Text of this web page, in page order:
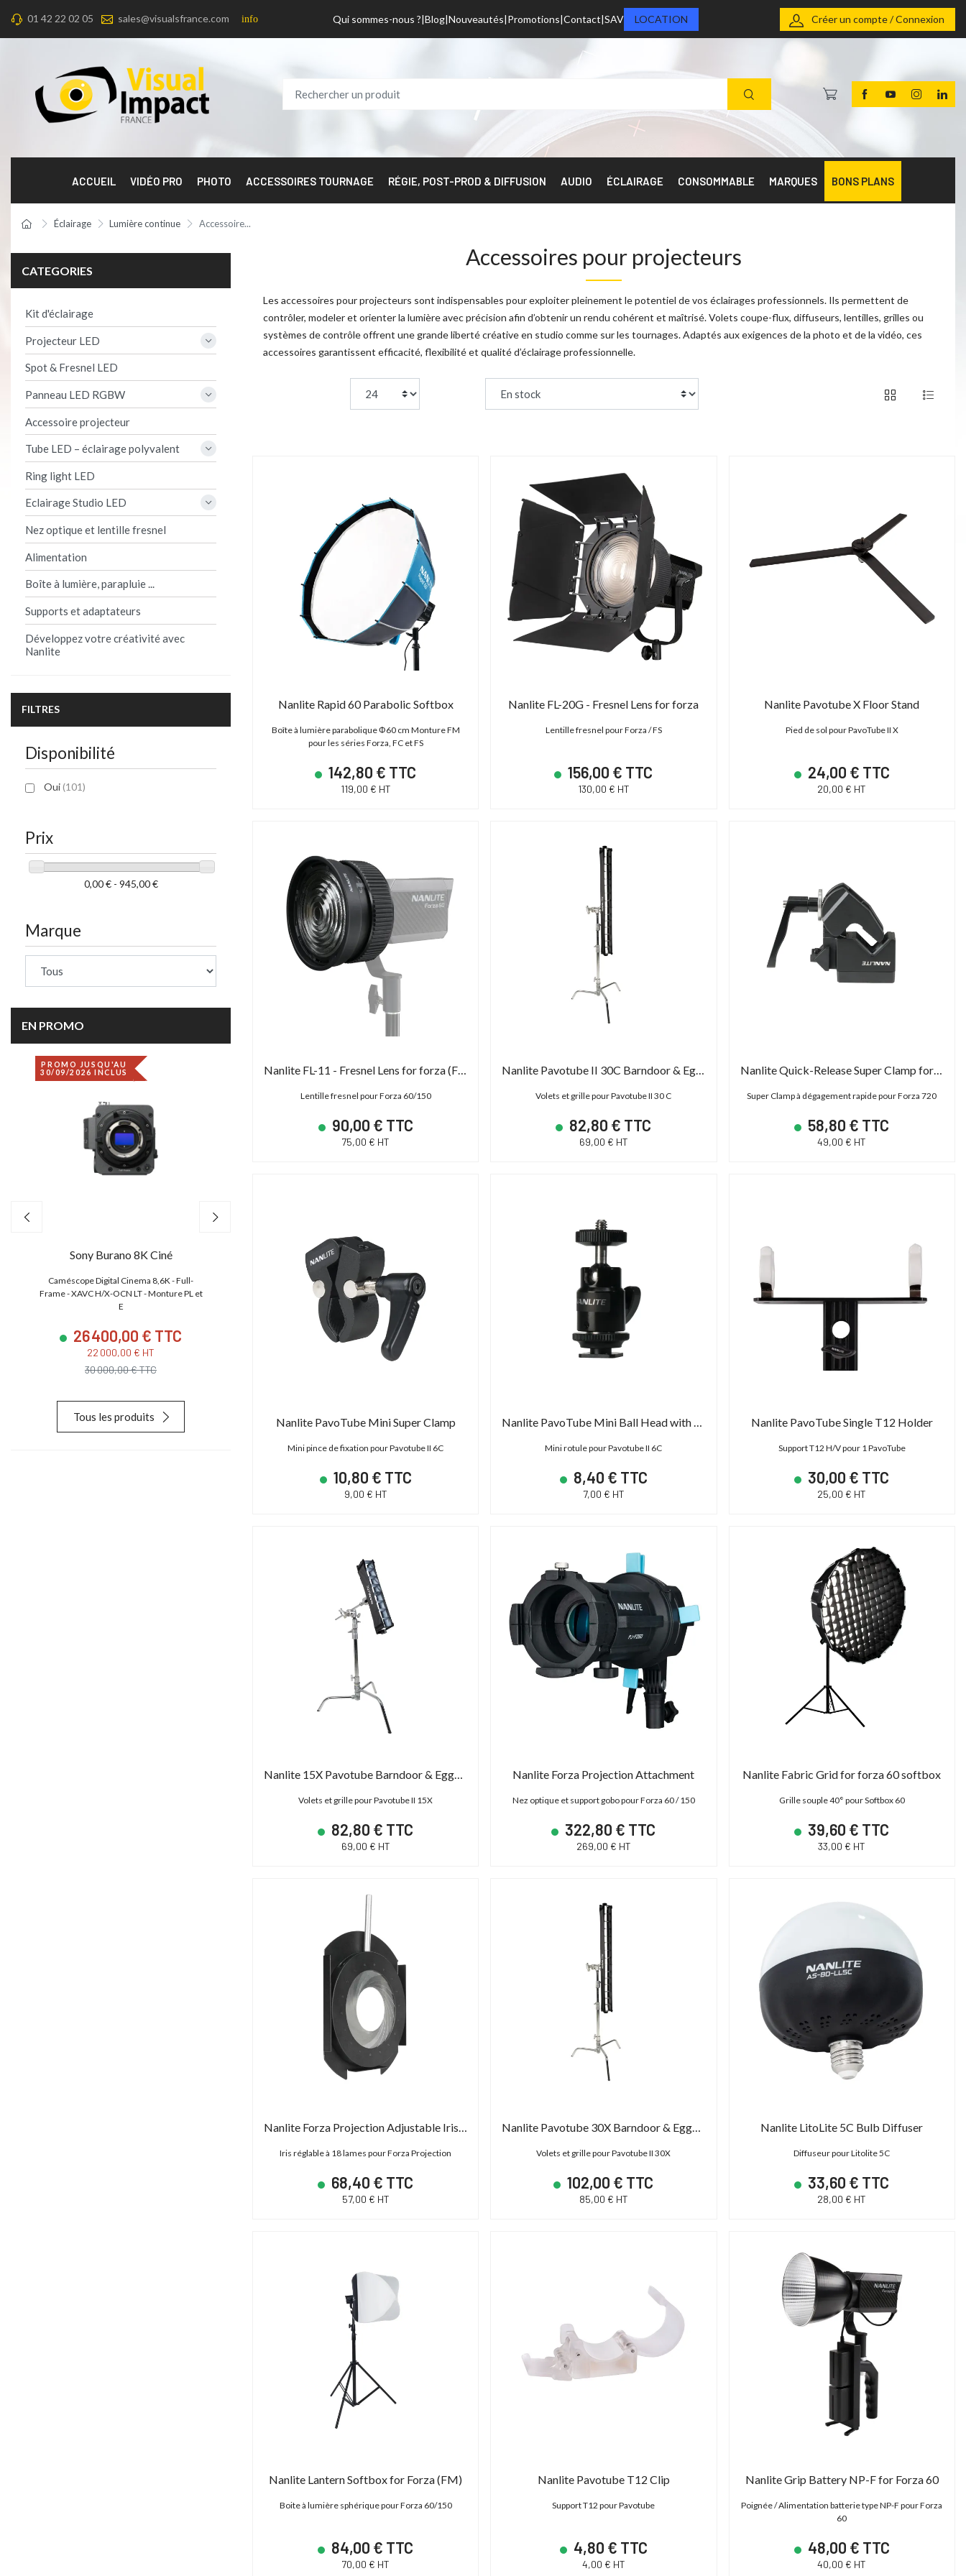
01 42 22 02 05 sales@visualsfrance.com info Qui sommes-nous ? Blog Nouveautés Promotions Contact SAV LOCATION Créer un compte / Connexion
ACCUEIL VIDÉO PRO PHOTO ACCESSOIRES TOURNAGE RÉGIE, POST-PROD & DIFFUSION AUDIO ÉCLAIRAGE CONSOMMABLE MARQUES BONS PLANS
Éclairage Lumière continue Accessoire...
CATEGORIES
Kit d'éclairage
Projecteur LED
Spot & Fresnel LED
Panneau LED RGBW
Accessoire projecteur
Tube LED – éclairage polyvalent
Ring light LED
Eclairage Studio LED
Nez optique et lentille fresnel
Alimentation
Boîte à lumière, parapluie ...
Supports et adaptateurs
Développez votre créativité avec
Nanlite
FILTRES
Disponibilité
Oui(101)
Prix
0,00 € - 945,00 €
Marque
EN PROMO
PROMO JUSQU'AU
30/09/2026 INCLUS
Sony Burano 8K Ciné
Caméscope Digital Cinema 8,6K - Full-
Frame - XAVC H/X-OCN LT - Monture PL et
E
26 400,00 € TTC
22 000,00 € HT
30 000,00 € TTC
Canon EOS C700 PL
Caméscope 4K/2K/HD - XF AVC/ProRes -
CMOS S35 4.5K - Monture PL
23 880,00 € TTC
DÉSTOCKAGE
Kit 1 émetteur / 1 récepteur vidéo sans fil
4K HDR Full Duplex 300m / 12G-SDI & HDMI
15 600,00 € TTC
Power Station 15000 - Générateur portable
31/12/2026 INCLUS
Cartoni Magnum
Plate Mitchell | 2D)
Tous les produits
Accessoires pour projecteurs
Les accessoires pour projecteurs sont indispensables pour exploiter pleinement le potentiel de vos éclairages professionnels. Ils permettent de
contrôler, modeler et orienter la lumière avec précision afin d’obtenir un rendu cohérent et maîtrisé. Volets coupe-flux, diffuseurs, lentilles, grilles ou
systèmes de contrôle offrent une grande liberté créative en studio comme sur les tournages. Adaptés aux exigences de la photo et de la vidéo, ces
accessoires garantissent efficacité, flexibilité et qualité d’éclairage professionnelle.
Nanlite Rapid 60 Parabolic Softbox
Boîte à lumière parabolique Φ60 cm Monture FM
pour les séries Forza, FC et FS
142,80 € TTC
119,00 € HT
Nanlite FL-20G - Fresnel Lens for forza
Lentille fresnel pour Forza / FS
156,00 € TTC
130,00 € HT
Nanlite Pavotube X Floor Stand
Pied de sol pour PavoTube II X
24,00 € TTC
20,00 € HT
Lentille fresnel pour Forza 60/150
90,00 € TTC
75,00 € HT
Volets et grille pour Pavotube II 30 C
82,80 € TTC
69,00 € HT
Nanlite Quick-Release Super Clamp for Forza
Super Clamp à dégagement rapide pour Forza 720
58,80 € TTC
49,00 € HT
Nanlite PavoTube Mini Super Clamp
Mini pince de fixation pour Pavotube II 6C
10,80 € TTC
9,00 € HT
Nanlite PavoTube Mini Ball Head with 1/4''-20 Mount
Mini rotule pour Pavotube II 6C
8,40 € TTC
7,00 € HT
Nanlite PavoTube Single T12 Holder
Support T12 H/V pour 1 PavoTube
30,00 € TTC
25,00 € HT
Nanlite 15X Pavotube Barndoor & Eggcrate
Volets et grille pour Pavotube II 15X
82,80 € TTC
69,00 € HT
Nanlite Forza Projection Attachment
Nez optique et support gobo pour Forza 60 / 150
322,80 € TTC
269,00 € HT
Nanlite Fabric Grid for forza 60 softbox
Grille souple 40° pour Softbox 60
39,60 € TTC
33,00 € HT
Iris réglable à 18 lames pour Forza Projection
68,40 € TTC
57,00 € HT
Volets et grille pour Pavotube II 30X
102,00 € TTC
85,00 € HT
Nanlite LitoLite 5C Bulb Diffuser
Diffuseur pour Litolite 5C
33,60 € TTC
28,00 € HT
Nanlite Lantern Softbox for Forza (FM)
Boite à lumière sphérique pour Forza 60/150
84,00 € TTC
70,00 € HT
Nanlite Pavotube T12 Clip
Support T12 pour Pavotube
4,80 € TTC
4,00 € HT
Nanlite Grip Battery NP-F for Forza 60
Poignée / Alimentation batterie type NP-F pour Forza
60
48,00 € TTC
40,00 € HT